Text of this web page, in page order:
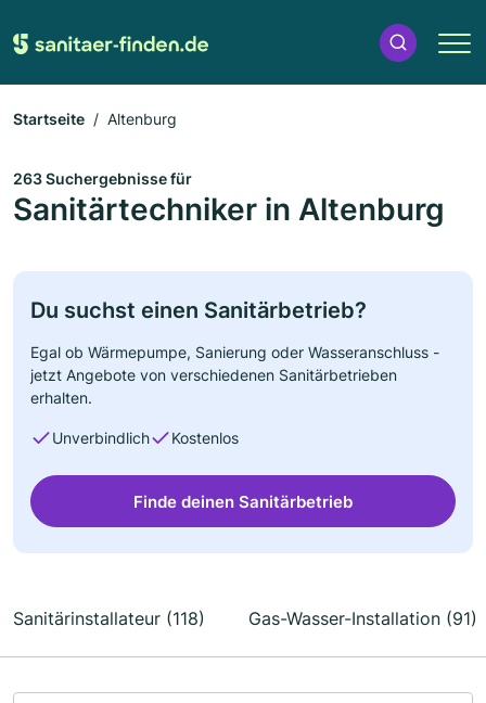
Startseite Altenburg
263 Suchergebnisse für
Sanitärtechniker in Altenburg
Du suchst einen Sanitärbetrieb?
Egal ob Wärmepumpe, Sanierung oder Wasseranschluss -
jetzt Angebote von verschiedenen Sanitärbetrieben
erhalten.
Unverbindlich Kostenlos
Finde deinen Sanitärbetrieb
Sanitärinstallateur (118) Gas-Wasser-Installation (91)